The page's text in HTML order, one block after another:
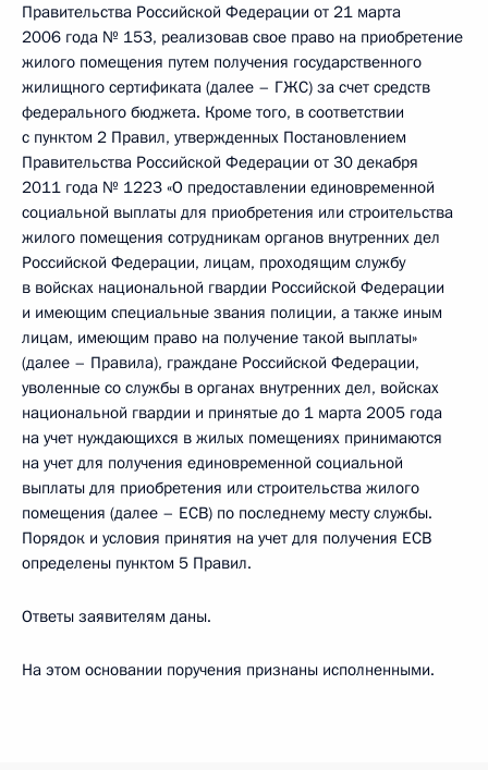
Правительства Российской Федерации от 21 марта
2006 года № 153, реализовав свое право на приобретение
жилого помещения путем получения государственного
жилищного сертификата (далее – ГЖС) за счет средств
федерального бюджета. Кроме того, в соответствии
с пунктом 2 Правил, утвержденных Постановлением
Правительства Российской Федерации от 30 декабря
2011 года № 1223 «О предоставлении единовременной
социальной выплаты для приобретения или строительства
жилого помещения сотрудникам органов внутренних дел
Российской Федерации, лицам, проходящим службу
в войсках национальной гвардии Российской Федерации
и имеющим специальные звания полиции, а также иным
лицам, имеющим право на получение такой выплаты»
(далее – Правила), граждане Российской Федерации,
уволенные со службы в органах внутренних дел, войсках
национальной гвардии и принятые до 1 марта 2005 года
на учет нуждающихся в жилых помещениях принимаются
на учет для получения единовременной социальной
выплаты для приобретения или строительства жилого
помещения (далее – ЕСВ) по последнему месту службы.
Порядок и условия принятия на учет для получения ЕСВ
определены пунктом 5 Правил.
Ответы заявителям даны.
На этом основании поручения признаны исполненными.